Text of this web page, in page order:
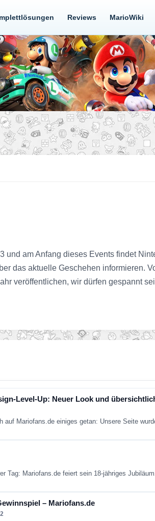
Reviews MarioWiki
und am Anfang dieses Events findet
das aktuelle Geschehen informieren.
veröffentlichen, wir dürfen gespannt
Level-Up: Neuer Look und
auf Mariofans.de einiges getan: Unsere Seite
Tag: Mariofans.de feiert sein 18-jähriges
– Mariofans.de